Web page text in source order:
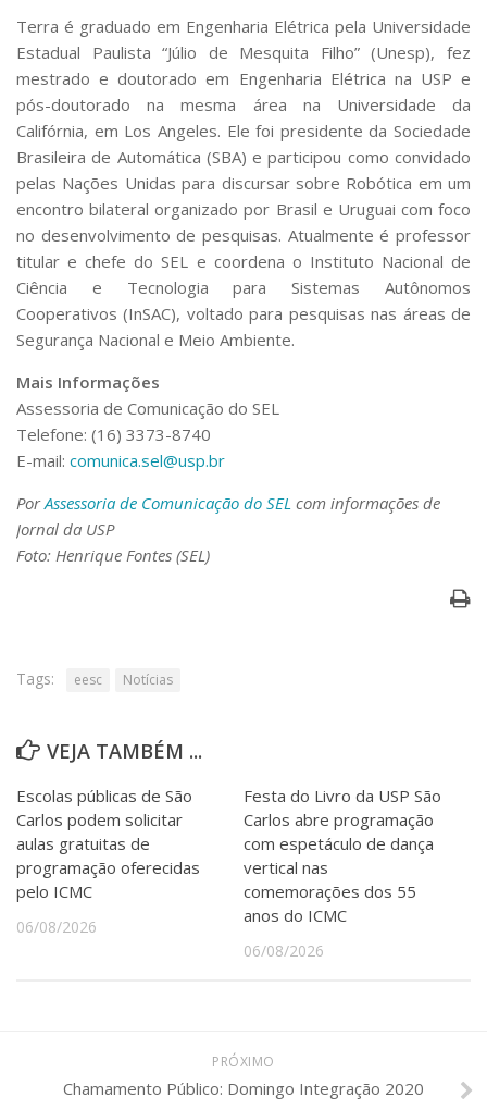
Terra é graduado em Engenharia Elétrica pela Universidade
Estadual Paulista “Júlio de Mesquita Filho” (Unesp), fez
mestrado e doutorado em Engenharia Elétrica na USP e
pós-doutorado na mesma área na Universidade da
Califórnia, em Los Angeles. Ele foi presidente da Sociedade
Brasileira de Automática (SBA) e participou como convidado
pelas Nações Unidas para discursar sobre Robótica em um
encontro bilateral organizado por Brasil e Uruguai com foco
no desenvolvimento de pesquisas. Atualmente é professor
titular e chefe do SEL e coordena o Instituto Nacional de
Ciência e Tecnologia para Sistemas Autônomos
Cooperativos (InSAC), voltado para pesquisas nas áreas de
Segurança Nacional e Meio Ambiente.
Mais Informações
Assessoria de Comunicação do SEL
Telefone: (16) 3373-8740
E-mail: comunica.sel@usp.br
PorAssessoria de Comunicação do SEL com informações de
Jornal da USP
Foto: Henrique Fontes (SEL)
Tags: eesc Notícias
VEJA TAMBÉM ...
Escolas públicas de São
Carlos podem solicitar
aulas gratuitas de
programação oferecidas
pelo ICMC
06/08/2026
Festa do Livro da USP São
Carlos abre programação
com espetáculo de dança
vertical nas
comemorações dos 55
anos do ICMC
06/08/2026
PRÓXIMO
Chamamento Público: Domingo Integração 2020